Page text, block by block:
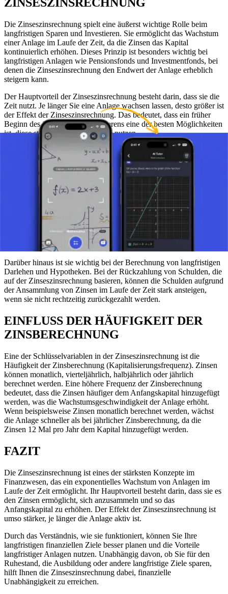
Die Zinseszinsrechnung spielt eine äußerst wichtige Rolle beim
langfristigen Sparen und Investieren. Sie ermöglicht das Wachstum
einer Anlage im Laufe der Zeit, da die Zinsen das Kapital
kontinuierlich erhöhen. Dieses Prinzip ist besonders wichtig bei
langfristigen Anlagen wie Pensionsfonds und Investmentfonds, bei
denen die Zinseszinsrechnung den Endwert der Anlage erheblich
steigern kann.
Der Hauptvorteil der Zinseszinsrechnung besteht darin, dass sie die
Zeit nutzt. Je länger Sie eine Anlage wachsen lassen, desto größer ist
der Effekt der Zinseszinsrechnung. Das bedeutet, dass ein früher
Beginn des Sparens oder Investierens eine der besten Möglichkeiten
ist, diese starke Finanzstrategie zu nutzen.
DIE ZINSESZINSRECHNUNG IN DER
In der Praxis wird sie häufig bei verschiedenen Finanzprodukten
eingesetzt. Sparkonten bei Banken basieren oft auf der
Zinseszinsrechnung, was bedeutet, dass Ihre Ersparnisse sowohl
durch den ursprünglichen Betrag als auch durch bereits
erwirtschaftete Zinsen kontinuierlich wachsen. In ähnlicher Weise
verwenden Anleihen und Investmentfonds die Zinseszinsrechnung,
um die Rendite zu steigern.
Darüber hinaus ist sie wichtig bei der Berechnung von langfristigen
Darlehen und Hypotheken. Bei der Rückzahlung von Schulden, die
auf der Zinseszinsrechnung basieren, können die Schulden aufgrund
der Ansammlung von Zinsen im Laufe der Zeit stark ansteigen,
wenn sie nicht rechtzeitig zurückgezahlt werden.
EINFLUSS DER HÄUFIGKEIT DER
ZINSBERECHNUNG
Eine der Schlüsselvariablen in der Zinseszinsrechnung ist die
Häufigkeit der Zinsberechnung (Kapitalisierungsfrequenz). Zinsen
können monatlich, vierteljährlich, halbjährlich oder jährlich
berechnet werden. Eine höhere Frequenz der Zinsberechnung
bedeutet, dass die Zinsen häufiger dem Anfangskapital hinzugefügt
werden, was die Wachstumsgeschwindigkeit der Anlage erhöht.
Wenn beispielsweise Zinsen monatlich berechnet werden, wächst
die Anlage schneller als bei jährlicher Zinsberechnung, da die
Zinsen 12 Mal pro Jahr dem Kapital hinzugefügt werden.
FAZIT
Die Zinseszinsrechnung ist eines der stärksten Konzepte im
Finanzwesen, das ein exponentielles Wachstum von Anlagen im
Laufe der Zeit ermöglicht. Ihr Hauptvorteil besteht darin, dass sie es
den Zinsen ermöglicht, sich anzusammeln und so das
Anfangskapital zu erhöhen. Der Effekt der Zinseszinsrechnung ist
umso stärker, je länger die Anlage aktiv ist.
Durch das Verständnis, wie sie funktioniert, können Sie Ihre
langfristigen finanziellen Ziele besser planen und die Vorteile
langfristiger Anlagen nutzen. Unabhängig davon, ob Sie für den
Ruhestand, die Ausbildung oder andere langfristige Ziele sparen,
hilft Ihnen die Zinseszinsrechnung dabei, finanzielle
Unabhängigkeit zu erreichen.